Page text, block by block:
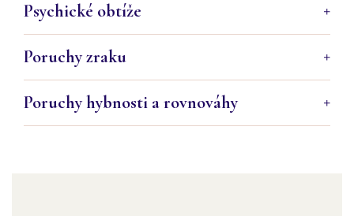
Psychické obtíže
Poruchy zraku
Poruchy hybnosti a rovnováhy